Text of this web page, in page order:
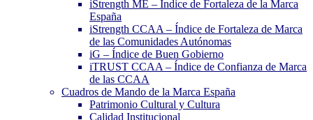
iStrength ME – Índice de Fortaleza de la Marca
España
iStrength CCAA – Índice de Fortaleza de Marca
de las Comunidades Autónomas
iG – Índice de Buen Gobierno
iTRUST CCAA – Índice de Confianza de Marca
de las CCAA
Cuadros de Mando de la Marca España
Patrimonio Cultural y Cultura
Calidad Institucional